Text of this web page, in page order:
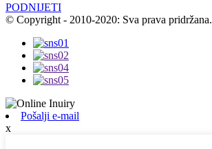
PODNIJETI
© Copyright - 2010-2020: Sva prava pridržana.
Pošalji e-mail
x